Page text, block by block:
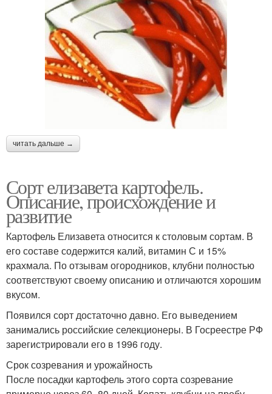
читать дальше →
Сорт елизавета картофель.
Описание, происхождение и
развитие
Картофель Елизавета относится к столовым сортам. В
его составе содержится калий, витамин С и 15%
крахмала. По отзывам огородников, клубни полностью
соответствуют своему описанию и отличаются хорошим
вкусом.
Появился сорт достаточно давно. Его выведением
занимались российские селекционеры. В Госреестре РФ
зарегистрировали его в 1996 году.
Срок созревания и урожайность
После посадки картофель этого сорта созревание